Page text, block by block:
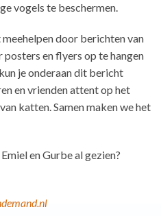
vogels te beschermen.
door berichten van
en flyers op te hangen
je onderaan dit bericht
en vrienden attent op het
katten. Samen maken we het
en Gurbe al gezien?